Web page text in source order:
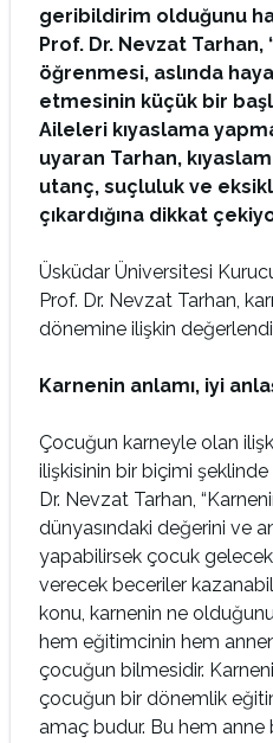
geribildirim olduğunu
Prof. Dr. Nevzat
öğrenmesi, aslında
etmesinin küçük bir
Aileleri kıyaslama
uyaran Tarhan,
utanç, suçluluk ve
çıkardığına dikkat
Üsküdar Üniversitesi
Prof. Dr. Nevzat Tarhan,
dönemine ilişkin
Karnenin anlamı, iyi
Çocuğun karneyle olan
ilişkisinin bir biçimi
Dr. Nevzat Tarhan,
dünyasındaki değerini ve
yapabilirsek çocuk
verecek beceriler
konu, karnenin ne
hem eğitimcinin hem
çocuğun bilmesidir.
çocuğun bir dönemlik
amaç budur. Bu hem